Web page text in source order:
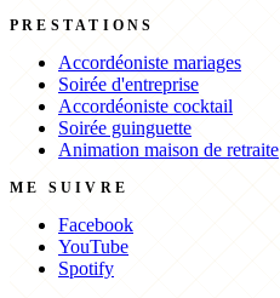
PRESTATIONS
Accordéoniste mariages
Soirée d'entreprise
Accordéoniste cocktail
Soirée guinguette
Animation maison de retraite
ME SUIVRE
Facebook
YouTube
Spotify